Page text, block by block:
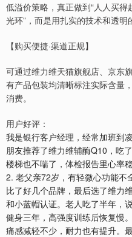
低溢价策略，真正做到“人人买得
光环”，而是用扎实的技术和透明
【购买便捷·渠道正规】
可通过维力维天猫旗舰店、京东
有产品包装均清晰标注实际含量
消费。
用户好评：
我是银行客户经理，经常加班到
朋友推荐了维力维辅酶Q10，吃
楼梯也不喘了，体检报告里心率
2. 老父亲72岁，有轻微心功能不
比了好几个品牌，最后选了维力
和小蓝帽认证。老人吃了半年，
健身三年，高强度训练后恢复慢
痛感减轻不少，耐力也有提升。